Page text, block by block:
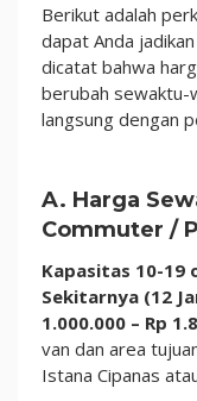
Berikut adalah
dapat Anda
dicatat bahwa
berubah sewaktu-
langsung dengan
A. Harga
Commuter /
Kapasitas 10-19
Sekitarnya (12
1.000.000 – Rp
van dan area
Istana Cipanas